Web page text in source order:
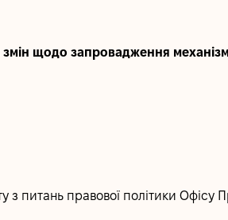
змін щодо запровадження
з питань правової політики Офісу